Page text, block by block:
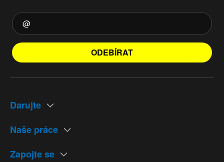
ODEBÍRAT
Darujte
Naše práce
Zapojte se